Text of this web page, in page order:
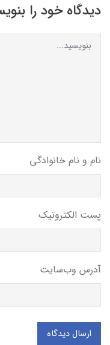
دیدگاه خود را
نام و نام خانوادگی
پست الکترونیک
آدرس وب‌سایت
ارسال دیدگاه